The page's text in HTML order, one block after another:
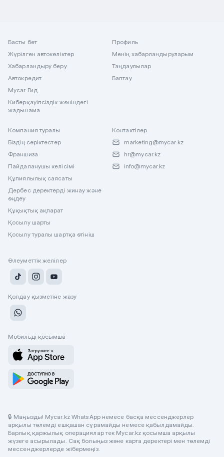
Басты бет
Жүрілген автокөліктер
Хабарландыру беру
Автокредит
Mycar Гид
Киберқауіпсіздік жөніндегі
жадынама
Профиль
Менің хабарландыруларым
Таңдаулылар
Баптау
Компания туралы
Біздің серіктестер
Франшиза
Пайдаланушы келісімі
Құпиялылық саясаты
Дербес деректерді жинау және
өңдеу
Құқықтық ақпарат
Қосылу шарты
Қосылу туралы шартқа өтініш
Контактілер
marketing@mycar.kz
hr@mycar.kz
info@mycar.kz
Әлеуметтік желілер
Қолдау қызметіне жазу
Мобильді қосымша
🔒 Маңызды! Mycar.kz WhatsApp немесе басқа мессенджерлер
арқылы төлемді ешқашан сұрамайды немесе қабылдамайды.
Барлық қаржылық операциялар тек Mycar.kz қосымша арқылы
жүзеге асырылады. Сақ болыңыз және карта деректері мен төлемді
мессенджерлерде жібермеңіз.